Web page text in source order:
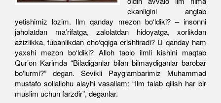
ekanligini anglab
yetishimiz lozim. Ilm qanday mezon bo‘ldiki? – insonni
jaholatdan ma’rifatga, zalolatdan hidoyatga, xorlikdan
azizlikka, tubanlikdan cho‘qqiga erishtiradi? U qanday ham
yaxshi mezon bo‘ldiki? Alloh taolo ilmli kishini maqtab
Qur’on Karimda “Biladiganlar bilan bilmaydiganlar barobar
bo'lurmi?” degan. Sevikli Payg‘ambarimiz Muhammad
mustafo sollallohu alayhi vasallam: “Ilm talab qilish har bir
muslim uchun farzdir”, deganlar.